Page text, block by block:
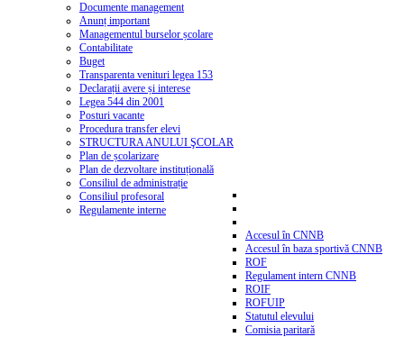
Documente management
Anunț important
Managementul burselor școlare
Contabilitate
Buget
Transparenta venituri legea 153
Declarații avere și interese
Legea 544 din 2001
Posturi vacante
Procedura transfer elevi
STRUCTURA ANULUI ŞCOLAR
Plan de școlarizare
Plan de dezvoltare instituțională
Consiliul de administrație
Consiliul profesoral
Regulamente interne
Accesul în CNNB
Accesul în baza sportivă CNNB
ROF
Regulament intern CNNB
ROIF
ROFUIP
Statutul elevului
Comisia paritară